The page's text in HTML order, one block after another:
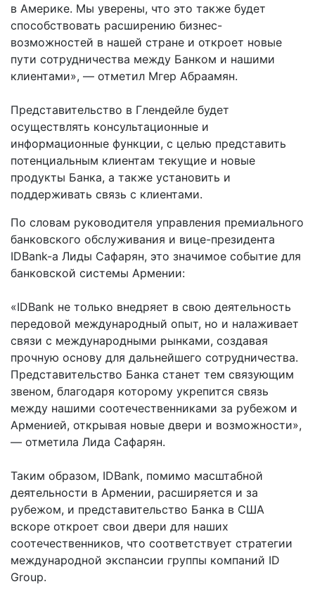
в Америке. Мы уверены, что это также будет
способствовать расширению бизнес-
возможностей в нашей стране и откроет новые
пути сотрудничества между Банком и нашими
клиентами», — отметил Мгер Абраамян.
Представительство в Глендейле будет
осуществлять консультационные и
информационные функции, с целью представить
потенциальным клиентам текущие и новые
продукты Банка, а также установить и
поддерживать связь с клиентами.
По словам руководителя управления премиального
банковского обслуживания и вице-президента
IDBank-а Лиды Сафарян, это значимое событие для
банковской системы Армении:
«IDBank не только внедряет в свою деятельность
передовой международный опыт, но и налаживает
связи с международными рынками, создавая
прочную основу для дальнейшего сотрудничества.
Представительство Банка станет тем связующим
звеном, благодаря которому укрепится связь
между нашими соотечественниками за рубежом и
Арменией, открывая новые двери и возможности»,
— отметила Лида Сафарян.
Таким образом, IDBank, помимо масштабной
деятельности в Армении, расширяется и за
рубежом, и представительство Банка в США
вскоре откроет свои двери для наших
соотечественников, что соответствует стратегии
международной экспансии группы компаний ID
Group.